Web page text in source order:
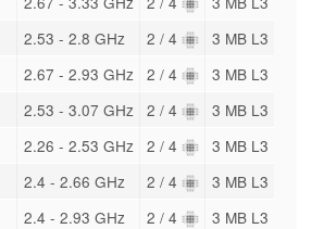
2.53 - 2.8 GHz 2 / 4 3 MB L3
2.67 - 2.93 GHz 2 / 4 3 MB L3
2.53 - 3.07 GHz 2 / 4 3 MB L3
2.26 - 2.53 GHz 2 / 4 3 MB L3
2.4 - 2.66 GHz 2 / 4 3 MB L3
2.4 - 2.93 GHz 2 / 4 3 MB L3